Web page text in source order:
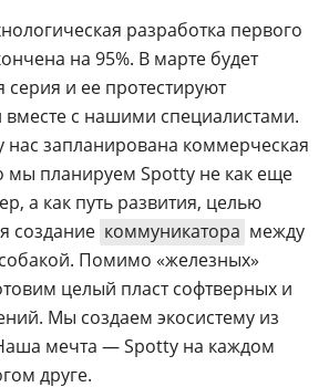
разработка первого
на 95%. В марте будет
и ее протестируют
вместе с нашими специалистами.
нас запланирована коммерческая
мы планируем Spotty не как еще
а как путь развития, целью
создание коммуникатора между
Помимо «железных»
целый пласт софтверных и
Мы создаем экосистему из
мечта — Spotty на каждом
друге.